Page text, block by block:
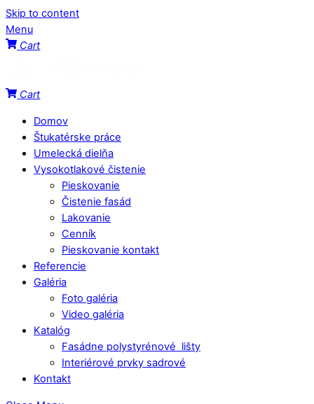
Skip to content
Menu
Cart
Cart
Domov
Štukatérske práce
Umelecká dielňa
Vysokotlakové čistenie
Pieskovanie
Čistenie fasád
Lakovanie
Cenník
Pieskovanie kontakt
Referencie
Galéria
Foto galéria
Video galéria
Katalóg
Fasádne polystyrénové lišty
Interiérové prvky sadrové
Kontakt